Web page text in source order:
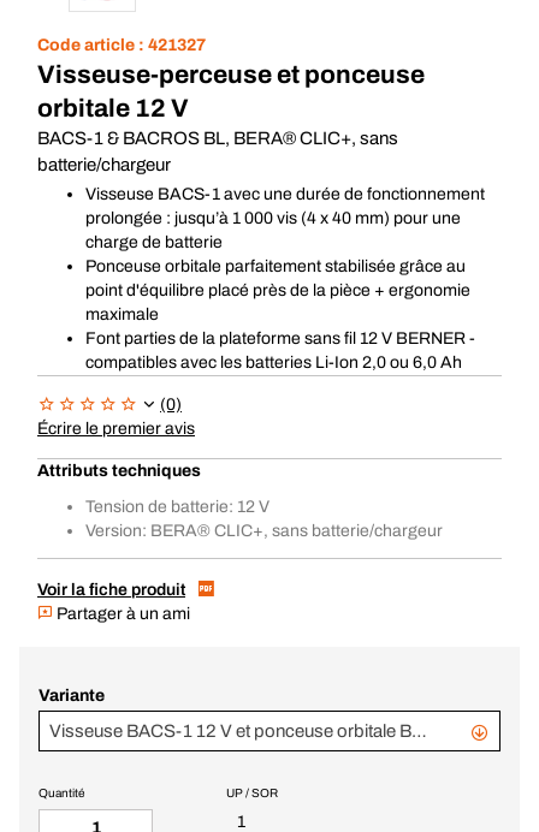
Code article : 421327
Visseuse-perceuse et ponceuse
orbitale 12 V
BACS-1 & BACROS BL, BERA® CLIC+, sans
batterie/chargeur
Visseuse BACS-1 avec une durée de fonctionnement
prolongée : jusqu’à 1 000 vis (4 x 40 mm) pour une
charge de batterie
Ponceuse orbitale parfaitement stabilisée grâce au
point d'équilibre placé près de la pièce + ergonomie
maximale
Font parties de la plateforme sans fil 12 V BERNER -
compatibles avec les batteries Li-Ion 2,0 ou 6,0 Ah
(0)
Écrire le premier avis
Attributs techniques
Tension de batterie: 12 V
Version: BERA® CLIC+, sans batterie/chargeur
Voir la fiche produit
Partager à un ami
Variante
Visseuse BACS-1 12 V et ponceuse orbitale BACROS BL 12 V, BC+
UP / SOR
1
Quantité